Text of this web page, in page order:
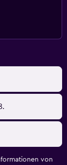
von